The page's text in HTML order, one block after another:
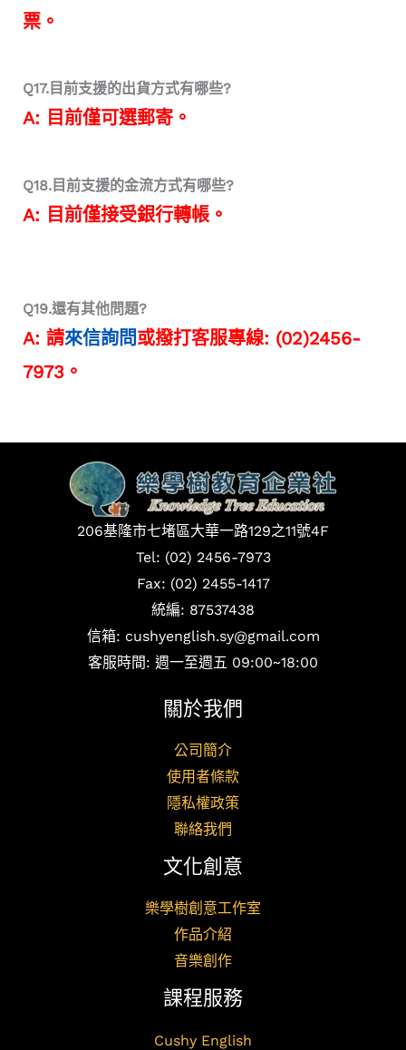
票。
Q17.目前支援的出貨方式有哪些?
A: 目前僅可選郵寄。
Q18.目前支援的金流方式有哪些?
A: 目前僅接受銀行轉帳。
Q19.還有其他問題?
A: 請來信詢問或撥打客服專線: (02)2456-
7973。
206基隆市七堵區大華一路129之11號4F
Tel: (02) 2456-7973
Fax: (02) 2455-1417
統編: 87537438
信箱: cushyenglish.sy@gmail.com
客服時間: 週一至週五 09:00~18:00
關於我們
公司簡介
使用者條款
隱私權政策
聯絡我們
文化創意
樂學樹創意工作室
作品介紹
音樂創作
課程服務
Cushy English